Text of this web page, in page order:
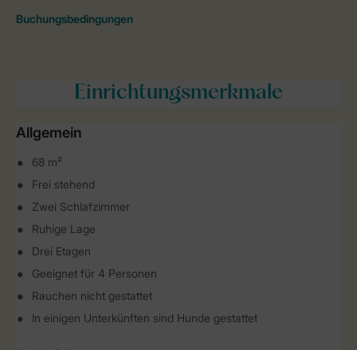
Einrichtungsmerkmale
Allgemein
68 m²
Frei stehend
Zwei Schlafzimmer
Ruhige Lage
Drei Etagen
Geeignet für 4 Personen
Rauchen nicht gestattet
In einigen Unterkünften sind Hunde gestattet